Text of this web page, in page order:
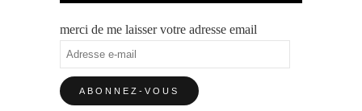
merci de me laisser votre adresse email
Adresse
e-
mail